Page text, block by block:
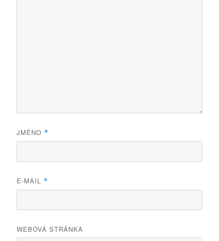
JMÉNO *
E-MAIL *
WEBOVÁ STRÁNKA